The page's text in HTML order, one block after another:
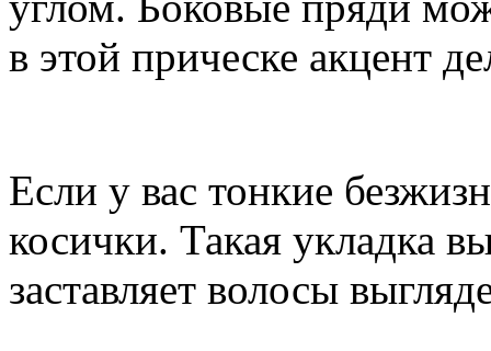
в этой прическе акцент
Если у вас тонкие
косички. Такая укладка
заставляет волосы